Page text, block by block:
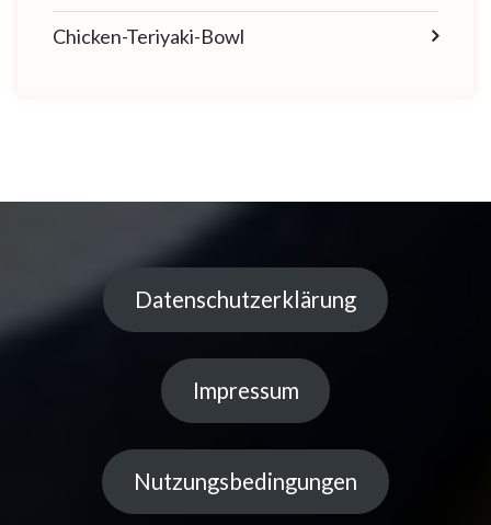
Chicken-Teriyaki-Bowl
Datenschutzerklärung
Impressum
Nutzungsbedingungen